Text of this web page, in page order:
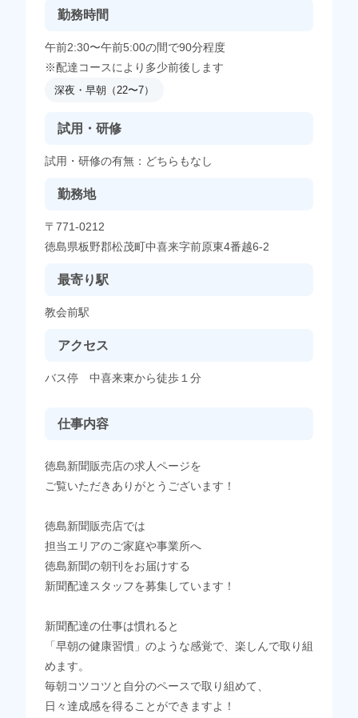
勤務時間
午前2:30〜午前5:00の間で90分程度
※配達コースにより多少前後します
深夜・早朝（22〜7）
試用・研修
試用・研修の有無：どちらもなし
勤務地
〒771-0212
徳島県板野郡松茂町中喜来字前原東4番越6-2
最寄り駅
教会前駅
アクセス
バス停 中喜来東から徒歩１分
仕事内容
徳島新聞販売店の求人ページを
ご覧いただきありがとうございます！
徳島新聞販売店では
担当エリアのご家庭や事業所へ
徳島新聞の朝刊をお届けする
新聞配達スタッフを募集しています！
新聞配達の仕事は慣れると
「早朝の健康習慣」のような感覚で、楽しんで取り組
めます。
毎朝コツコツと自分のペースで取り組めて、
日々達成感を得ることができますよ！